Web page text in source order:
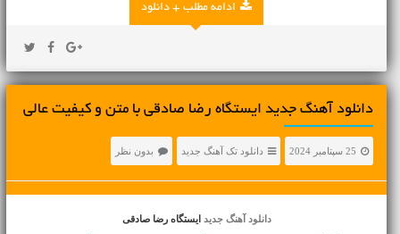
ادامه مطلب + دانلود
دانلود آهنگ جديد ایستگاه رضا صادقی با متن و کیفیت عالی
25 سپتامبر 2024 دانلود تک آهنگ جدید بدون نظر
دانلود آهنگ جدید ایستگاه رضا صادقی